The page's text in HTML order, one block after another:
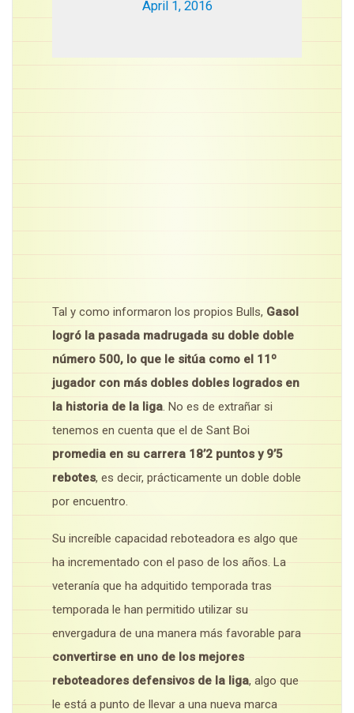
April 1, 2016
Tal y como informaron los propios Bulls, Gasol
logró la pasada madrugada su doble doble
número 500, lo que le sitúa como el 11º
jugador con más dobles dobles logrados en
la historia de la liga. No es de extrañar si
tenemos en cuenta que el de Sant Boi
promedia en su carrera 18’2 puntos y 9’5
rebotes, es decir, prácticamente un doble doble
por encuentro.
Su increíble capacidad reboteadora es algo que
ha incrementado con el paso de los años. La
veteranía que ha adquitido temporada tras
temporada le han permitido utilizar su
envergadura de una manera más favorable para
convertirse en uno de los mejores
reboteadores defensivos de la liga, algo que
le está a punto de llevar a una nueva marca